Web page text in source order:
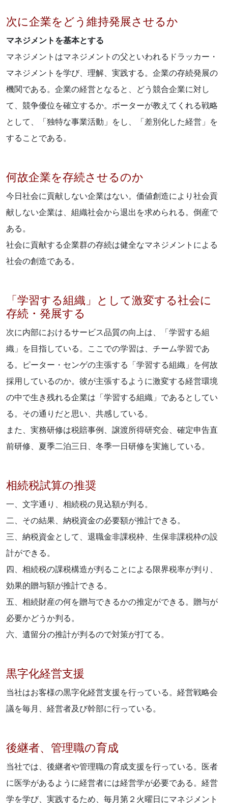
次に企業をどう維持発展させるか
マネジメントを基本とする
マネジメントはマネジメントの父といわれるドラッカー・
マネジメントを学び、理解、実践する。企業の存続発展の
機関である。企業の経営となると、どう競合企業に対し
て、競争優位を確立するか。ポーターが教えてくれる戦略
として、「独特な事業活動」をし、「差別化した経営」を
することである。
何故企業を存続させるのか
今日社会に貢献しない企業はない。価値創造により社会貢
献しない企業は、組織社会から退出を求められる。倒産で
ある。
社会に貢献する企業群の存続は健全なマネジメントによる
社会の創造である。
「学習する組織」として激変する社会に
存続・発展する
次に内部におけるサービス品質の向上は、「学習する組
織」を目指している。ここでの学習は、チーム学習であ
る。ピーター・センゲの主張する「学習する組織」を何故
採用しているのか。彼が主張するように激変する経営環境
の中で生き残れる企業は「学習する組織」であるとしてい
る。その通りだと思い、共感している。
また、実務研修は税賠事例、譲渡所得研究会、確定申告直
前研修、夏季二泊三日、冬季一日研修を実施している。
相続税試算の推奨
一、文字通り、相続税の見込額が判る。
二、その結果、納税資金の必要額が推計できる。
三、納税資金として、退職金非課税枠、生保非課税枠の設
計ができる。
四、相続税の課税構造が判ることによる限界税率が判り、
効果的贈与額が推計できる。
五、相続財産の何を贈与できるかの推定ができる。贈与が
必要かどうか判る。
六、遺留分の推計が判るので対策が打てる。
黒字化経営支援
当社はお客様の黒字化経営支援を行っている。経営戦略会
議を毎月、経営者及び幹部に行っている。
後継者、管理職の育成
当社では、後継者や管理職の育成支援を行っている。医者
に医学があるように経営者には経営学が必要である。経営
学を学び、実践するため、毎月第２火曜日にマネジメント